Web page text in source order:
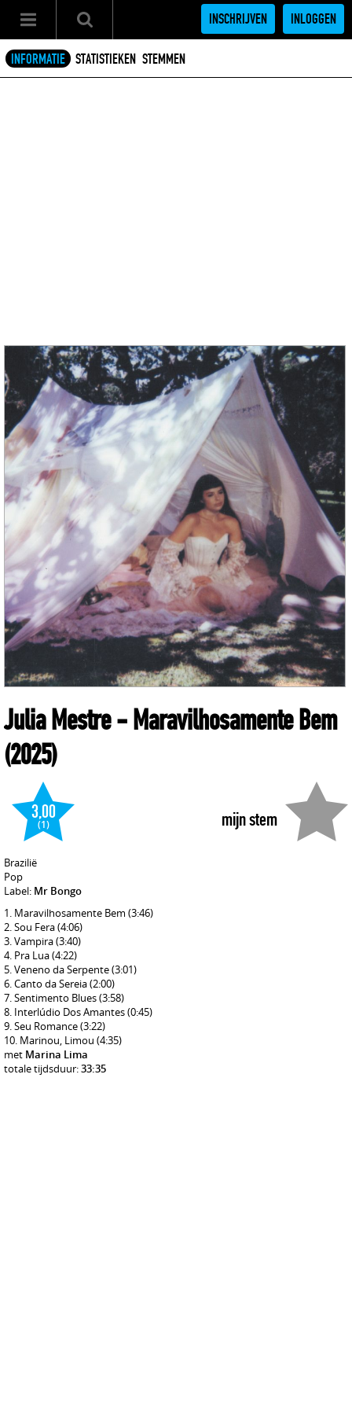
INSCHRIJVEN INLOGGEN
INFORMATIE STATISTIEKEN STEMMEN
Julia Mestre- Maravilhosamente Bem
(2025)
mijn stem
3,00
(1)
Brazilië
Pop
Label: Mr Bongo
Maravilhosamente Bem (3:46)
Sou Fera(4:06)
Vampira(3:40)
Pra Lua(4:22)
Veneno da Serpente(3:01)
Canto da Sereia(2:00)
Sentimento Blues(3:58)
Interlúdio Dos Amantes(0:45)
Seu Romance(3:22)
Marinou, Limou (4:35)
met Marina Lima
totale tijdsduur:33:35